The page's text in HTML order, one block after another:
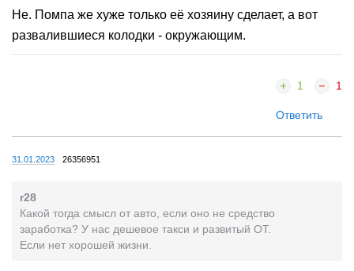
Не. Помпа же хуже только её хозяину сделает, а вот
развалившиеся колодки - окружающим.
1 1
Ответить
31.01.2023 26356951
r28
Какой тогда смысл от авто, если оно не средство
заработка? У нас дешевое такси и развитый ОТ.
Если нет хорошей жизни.